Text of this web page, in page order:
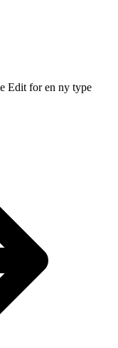
Edit for en ny type